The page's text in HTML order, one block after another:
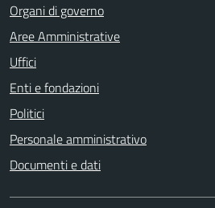
Organi di governo
Aree Amministrative
Uffici
Enti e fondazioni
Politici
Personale amministrativo
Documenti e dati